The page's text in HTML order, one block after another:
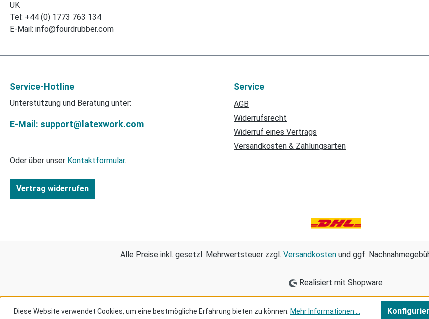
UK
Tel: +44 (0) 1773 763 134
E-Mail: info@fourdrubber.com
Service-Hotline
Unterstützung und Beratung unter:
E-Mail: support@latexwork.com
Oder über unser Kontaktformular.
Vertrag widerrufen
Service
AGB
Widerrufsrecht
Widerruf eines Vertrags
Versandkosten & Zahlungsarten
Alle Preise inkl. gesetzl. Mehrwertsteuer zzgl. Versandkostenund ggf.
Realisiert mit Shopware
Diese Website verwendet Cookies, um eine bestmögliche Erfahrung bieten zu können. Mehr Informationen ...